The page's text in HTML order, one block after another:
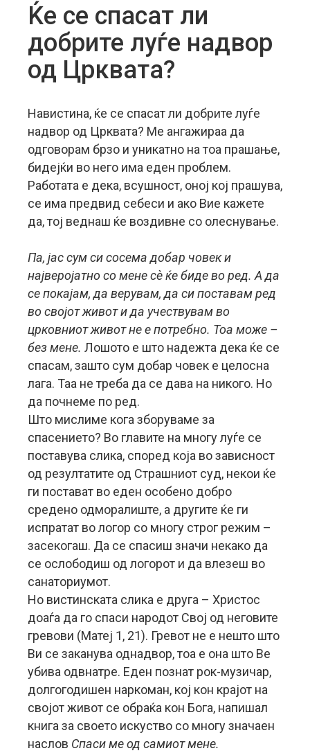
Ќе се спасат ли
добрите луѓе надвор
од Црквата?
Навистина, ќе се спасат ли добрите луѓе
надвор од Црквата? Ме ангажираа да
одговорам брзо и уникатно на тоа прашање,
бидејќи во него има еден проблем.
Работата е дека, всушност, оној кој прашува,
се има предвид себеси и ако Вие кажете
да, тој веднаш ќе воздивне со олеснување.
Па, јас сум си сосема добар човек и
најверојатно со мене сè ќе биде во ред. А да
се покајам, да верувам, да си поставам ред
во својот живот и да учествувам во
црковниот живот не е потребно. Тоа може –
без мене. Лошото е што надежта дека ќе се
спасам, зашто сум добар човек е целосна
лага. Таа не треба да се дава на никого. Но
да почнеме по ред.
Што мислиме кога зборуваме за
спасението? Во главите на многу луѓе се
поставува слика, според која во зависност
од резултатите од Страшниот суд, некои ќе
ги постават во еден особено добро
средено одморалиште, а другите ќе ги
испратат во логор со многу строг режим –
засекогаш. Да се спасиш значи некако да
се ослободиш од логорот и да влезеш во
санаториумот.
Но вистинската слика е друга – Христос
доаѓа да го спаси народот Свој од неговите
гревови (Матеј 1, 21). Гревот не е нешто што
Ви се заканува однадвор, тоа е она што Ве
убива одвнатре. Еден познат рок-музичар,
долгогодишен наркоман, кој кон крајот на
својот живот се обраќа кон Бога, напишал
книга за своето искуство со многу значаен
наслов Спаси ме од самиот мене.